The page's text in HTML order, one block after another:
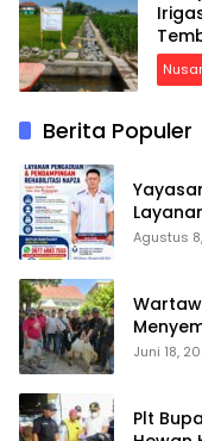
Berita Populer
Agustus
Juni 18,
Plt